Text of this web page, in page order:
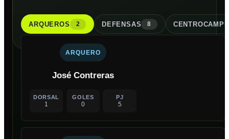
ARQUEROS 2 DEFENSAS 8
ARQUERO
José Contreras
DORSAL
1
GOLES
0
PJ
5